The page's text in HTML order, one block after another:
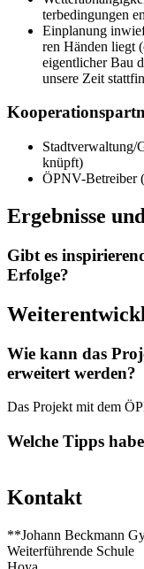
ter­be­din­gun­gen
Ein­pla­nung
ren Hän­den liegt
ei­gent­li­cher Bau
un­se­re Zeit
Stadt­ver­wal­tung/
knüpft)
ÖPNV-Be­trei­ber
Er­geb­nis­se
Gibt es
Er­fol­ge?
Wie kann das
er­wei­tert wer­den?
Das Pro­jekt mit dem
Wel­che Tipps
Kon­takt
**Jo­hann Beck­mann
Wei­ter­füh­ren­de Schu­le